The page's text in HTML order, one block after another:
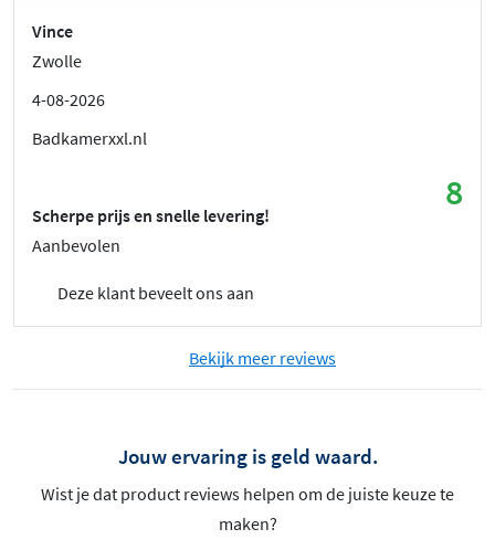
Vince
Zwolle
4-08-2026
Badkamerxxl.nl
8
Scherpe prijs en snelle levering!
Aanbevolen
Deze klant beveelt ons aan
Bekijk meer reviews
Jouw ervaring is geld waard.
Wist je dat product reviews helpen om de juiste keuze te
maken?